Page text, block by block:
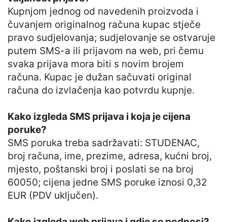
Kupnjom jednog od navedenih proizvoda i
čuvanjem originalnog računa kupac stječe
pravo sudjelovanja; sudjelovanje se ostvaruje
putem SMS-a ili prijavom na web, pri čemu
svaka prijava mora biti s novim brojem
računa. Kupac je dužan sačuvati original
računa do izvlačenja kao potvrdu kupnje.
Kako izgleda SMS prijava i koja je cijena
poruke?
SMS poruka treba sadržavati: STUDENAC,
broj računa, ime, prezime, adresa, kućni broj,
mjesto, poštanski broj i poslati se na broj
60050; cijena jedne SMS poruke iznosi 0,32
EUR (PDV uključen).